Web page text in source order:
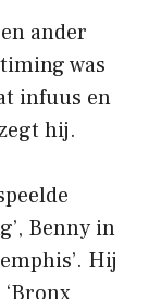
ander
was
infuus en
hij.
Benny in
Hij